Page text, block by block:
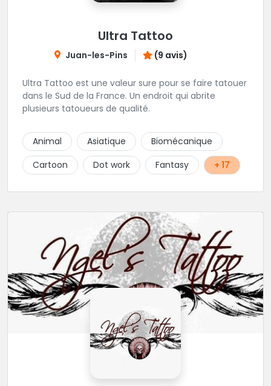
Ultra Tattoo
Juan-les-Pins (9 avis)
Ultra Tattoo est une valeur sure pour se faire tatouer
dans le Sud de la France. Un endroit qui abrite
plusieurs tatoueurs de qualité.
Animal Asiatique
Biomécanique
Cartoon
Dot work Fantasy + 17